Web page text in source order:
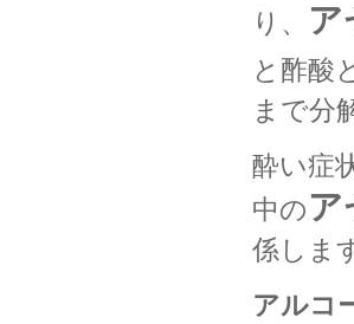
り、
ア
と酢酸
まで分
酔い症
中のア
係しま
アルコ